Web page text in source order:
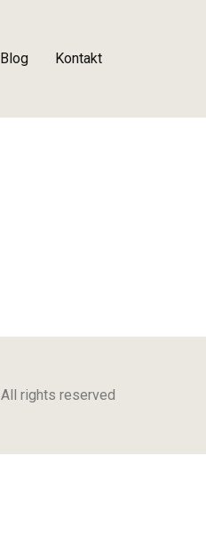
Blog Kontakt
All rights reserved